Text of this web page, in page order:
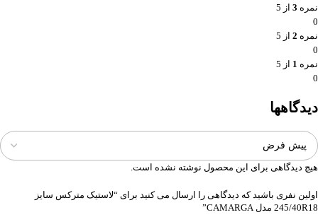
نمره 3 از 5
0
نمره 2 از 5
0
نمره 1 از 5
0
دیدگاهها
هیچ دیدگاهی برای این محصول نوشته نشده است.
اولین نفری باشید که دیدگاهی را ارسال می کنید برای “لاستیک مترکس سایز
245/40R18 مدل CAMARGA”